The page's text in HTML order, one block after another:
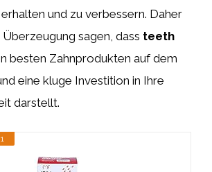
und zu verbessern. Daher
sagen, dass teeth
besten Zahnprodukten auf dem
eine kluge Investition in Ihre
darstellt.